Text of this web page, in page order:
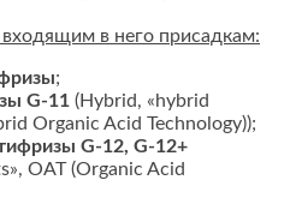
в него присадкам:
;
G-11 (Hybrid, «hybrid
Organic Acid Technology));
G-12, G-12+
OAT (Organic Acid